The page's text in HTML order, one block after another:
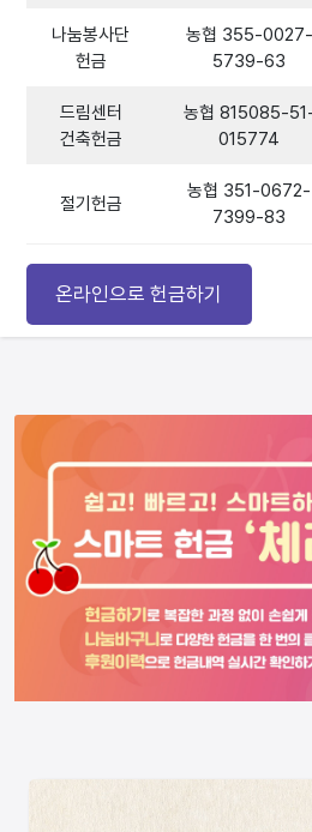
나눔봉사단
헌금
농협 355-0027-
5739-63
드림센터
건축헌금
농협 815085-
015774
절기헌금
농협 351-0672-
7399-83
온라인으로 헌금하기